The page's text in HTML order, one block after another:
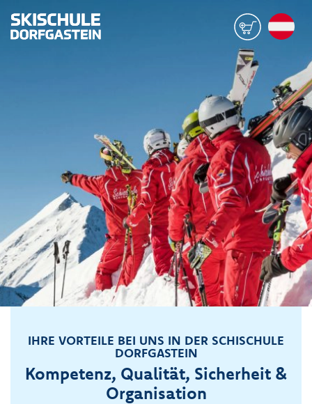
IHRE VORTEILE BEI UNS IN DER SCHISCHULE
DORFGASTEIN
Kompetenz, Qualität, Sicherheit &
Organisation